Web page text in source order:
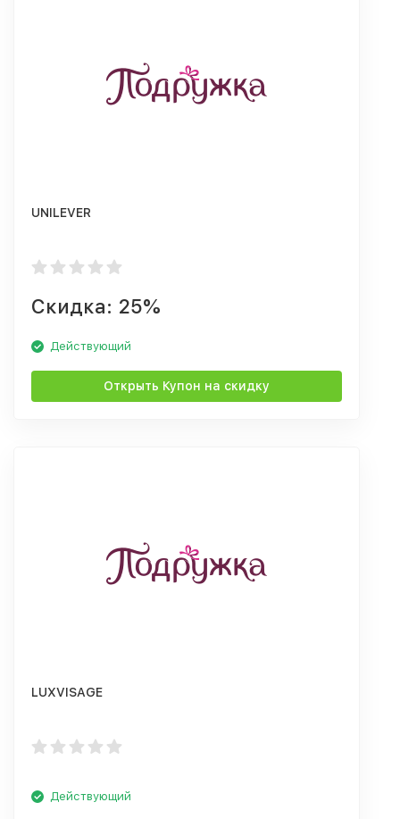
UNILEVER
Скидка: 25%
Действующий
Открыть Купон на скидку
LUXVISAGE
Действующий